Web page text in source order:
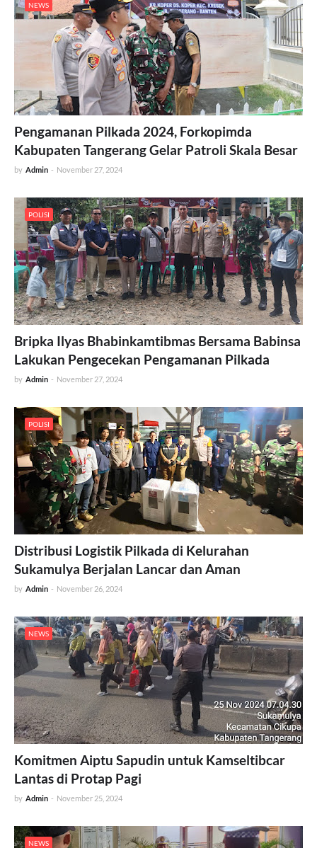
NEWS
Pengamanan Pilkada 2024, Forkopimda
Kabupaten Tangerang Gelar Patroli Skala Besar
by Admin - November 27, 2024
POLISI
Bripka Ilyas Bhabinkamtibmas Bersama Babinsa
Lakukan Pengecekan Pengamanan Pilkada
by Admin - November 27, 2024
POLISI
Distribusi Logistik Pilkada di Kelurahan
Sukamulya Berjalan Lancar dan Aman
by Admin - November 26, 2024
NEWS
Komitmen Aiptu Sapudin untuk Kamseltibcar
Lantas di Protap Pagi
by Admin - November 25, 2024
NEWS